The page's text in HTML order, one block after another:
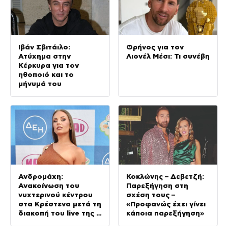
Ιβάν Σβιτάιλο:
Ατύχημα στην
Κέρκυρα για τον
ηθοποιό και το
μήνυμά του
Θρήνος για τον
Λιονέλ Μέσι: Τι συνέβη
Ανδρομάχη:
Ανακοίνωση του
νυχτερινού κέντρου
στα Κρέστενα μετά τη
διακοπή του live της –
Κοκλώνης – Δεβετζή:
Παρεξήγηση στη
σχέση τους –
«Προφανώς έχει γίνει
κάποια παρεξήγηση»